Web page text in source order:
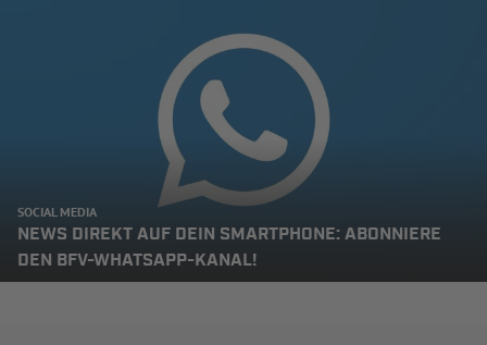
SOCIAL MEDIA
NEWS DIREKT AUF DEIN SMARTPHONE: ABONNIERE
DEN BFV-WHATSAPP-KANAL!